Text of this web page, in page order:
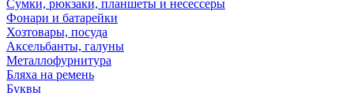
Сумки, рюкзаки, планшеты и несессеры
Фонари и батарейки
Хозтовары, посуда
Аксельбанты, галуны
Металлофурнитура
Бляха на ремень
Буквы